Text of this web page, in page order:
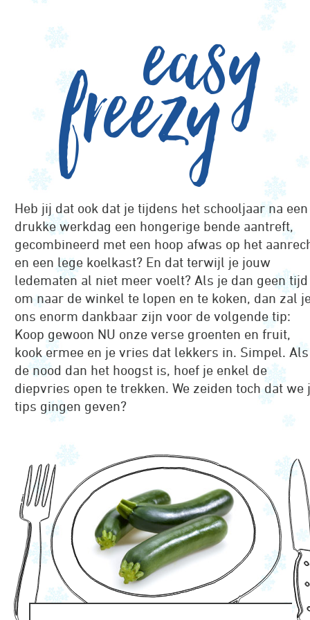
easy
freezy
Heb jij dat ook dat je tijdens het schooljaar na een
drukke werkdag een hongerige bende aantreft,
gecombineerd met een hoop afwas op het
en een lege koelkast? En dat terwijl je jouw
ledematen al niet meer voelt? Als je dan geen tijd
om naar de winkel te lopen en te koken, dan zal
ons enorm dankbaar zijn voor de volgende tip:
Koop gewoon NU onze verse groenten en fruit,
kook ermee en je vries dat lekkers in. Simpel. Als
de nood dan het hoogst is, hoef je enkel de
diepvries open te trekken. We zeiden toch dat we
tips gingen geven?